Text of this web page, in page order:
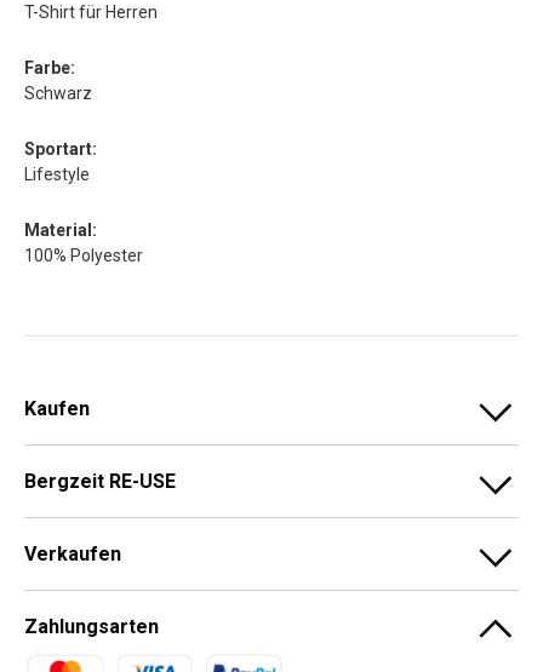
T-Shirt für Herren
Farbe:
Schwarz
Sportart:
Lifestyle
Material:
100% Polyester
Kaufen
Bergzeit RE-USE
Verkaufen
Zahlungsarten
Zahlungsmethoden